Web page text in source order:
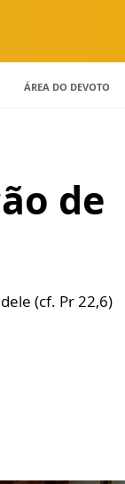
ÁREA DO DEVOTO
de
(cf. Pr 22,6)